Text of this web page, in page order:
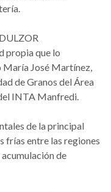
propia que lo
María José Martínez,
de Granos del Área
INTA Manfredi.
de la principal
frías entre las regiones
de